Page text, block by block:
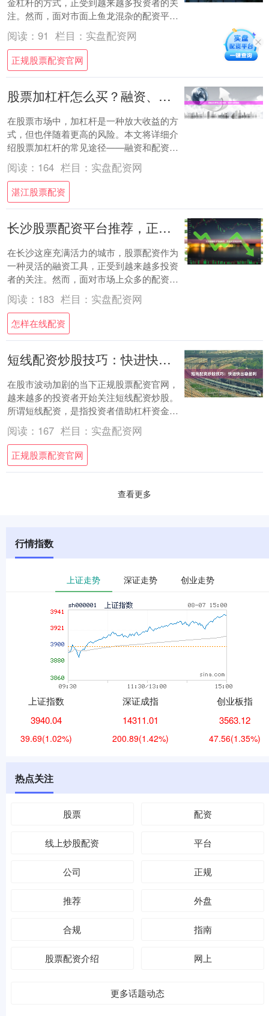
注。然而，面对市面上鱼龙混杂的配资平
台，如何选择一家安全正规、规模领先的线
上配资平台....
阅读： 91 栏目： 实盘配资网
正规股票配资官网
股票加杠杆怎么买？融资、配资与操作指南
在股票市场中，加杠杆是一种放大收益的方
式，但也伴随着更高的风险。本文将详细介
绍股票加杠杆的常见途径——融资和配资湛
江股票配资，以及操作指南，帮助您了解如
何合规地....
阅读： 164 栏目： 实盘配资网
湛江股票配资
长沙股票配资平台推荐，正规安全资金保障
在长沙这座充满活力的城市，股票配资作为
一种灵活的融资工具，正受到越来越多投资
者的关注。然而，面对市场上众多的配资平
台，如何选择一家正规、安全、有资金保障
的平台，....
阅读： 183 栏目： 实盘配资网
怎样在线配资
短线配资炒股技巧：快进快出稳盈利
在股市波动加剧的当下正规股票配资官网，
越来越多的投资者开始关注短线配资炒股。
所谓短线配资，是指投资者借助杠杆资金，
在较短时间内完成买入与卖出操作，追求快
速盈利。....
阅读： 167 栏目： 实盘配资网
正规股票配资官网
查看更多
行情指数
上证走势 深证走势 创业走势
上证指数
3940.04
39.69(1.02%)
深证成指
14311.01
200.89(1.42%)
创业板指
3563.12
47.56(1.35%)
热点关注
股票 配资
线上炒股配资 平台
公司 正规
推荐 外盘
合规 指南
股票配资介绍 网上
更多话题动态